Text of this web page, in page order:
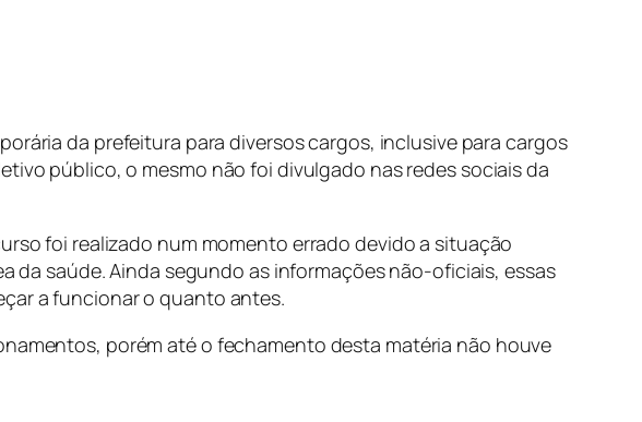
da prefeitura para diversos cargos, inclusive para cargos
público, o mesmo não foi divulgado nas redes sociais da
foi realizado num momento errado devido a situação
da saúde. Ainda segundo as informações não-oficiais, essas
a funcionar o quanto antes.
porém até o fechamento desta matéria não houve